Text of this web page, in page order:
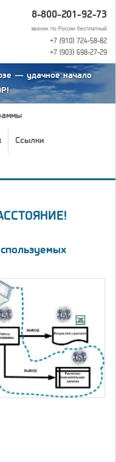
8-800-201-92-73
звонок по России бесплатный
+7 (910) 724-58-82
+7 (903) 698-27-29
— удачное начало
Ссылки